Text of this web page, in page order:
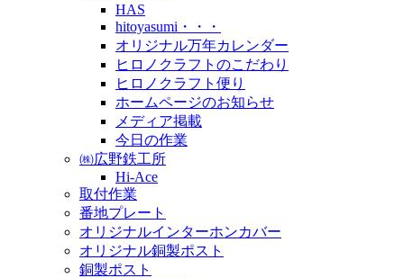
HAS
hitoyasumi・・・
オリジナル万年カレンダー
ヒロノクラフトのこだわり
ヒロノクラフト便り
ホームページのお知らせ
メディア掲載
今日の作業
㈱広野鉄工所
Hi-Ace
取付作業
番地プレート
オリジナルインターホンカバー
オリジナル銅製ポスト
銅製ポスト